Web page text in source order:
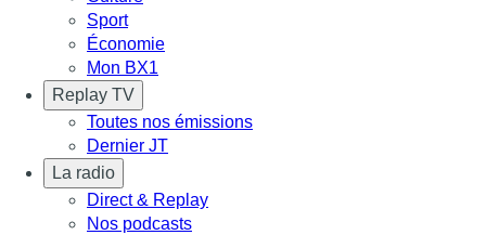
Sport
Économie
Mon BX1
Replay TV
Toutes nos émissions
Dernier JT
La radio
Direct & Replay
Nos podcasts